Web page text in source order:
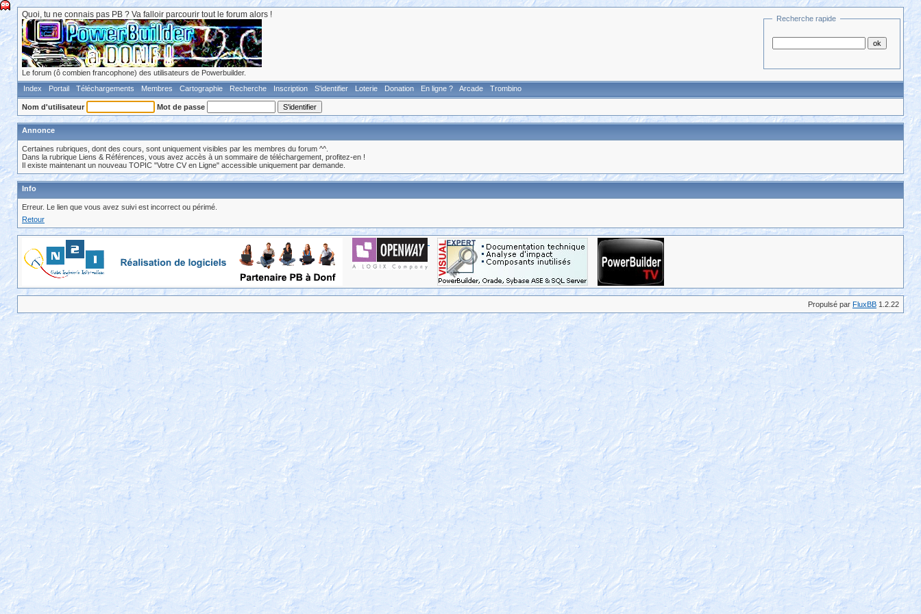
Quoi, tu ne connais pas PB ? Va falloir parcourir tout le forum alors !
Le forum (ô combien francophone) des utilisateurs de Powerbuilder.
Recherche rapide
Index Portail Téléchargements Membres Cartographie Recherche Inscription S'identifier Loterie Donation En ligne ? Arcade Trombino
Nom d'utilisateur Mot de passe
Annonce
Certaines rubriques, dont des cours, sont uniquement visibles par les membres du forum ^^.
Dans la rubrique Liens & Références, vous avez accès à un sommaire de téléchargement, profitez-en !
Il existe maintenant un nouveau TOPIC "Votre CV en Ligne" accessible uniquement par demande.
Info
Erreur. Le lien que vous avez suivi est incorrect ou périmé.
Retour
Propulsé par FluxBB 1.2.22